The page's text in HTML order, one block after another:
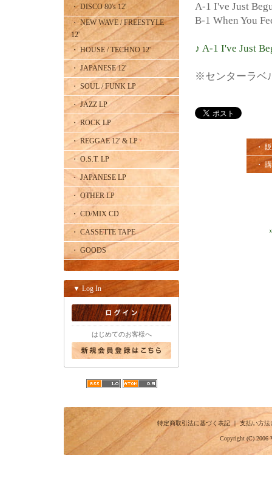
・ DISCO 80's 12'
・ NEW WAVE / FREESTYLE
12'
・ HOUSE / TECHNO 12'
・ JAPANESE 12'
・ SOUL / FUNK LP
・ JAZZ LP
・ ROCK LP
・ REGGAE 12' & LP
・ O.S.T. LP
・ JAPANESE LP
・ OTHER LP
・ CD/MIX CD
・ CASSETTE TAPE
・ GOODS
▼ Log In
はじめてのお客様へ
A-1 I've Just
B-1 When You
♪ A-1 I've Just
※センターラベ
・
・
特定商取引法に基づく表記｜支払い方法
Copyright (C) 2006